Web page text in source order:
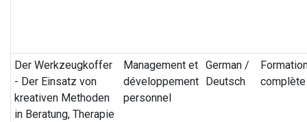
Der Werkzeugkoffer
- Der Einsatz von
kreativen Methoden
in Beratung, Therapie
Management et
développement
personnel
German /
Deutsch
complète